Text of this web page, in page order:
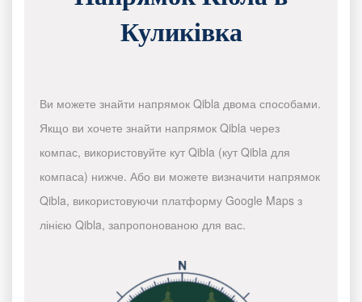
Куликівка
Ви можете знайти напрямок Qibla двома способами.
Якщо ви хочете знайти напрямок Qibla через
компас, використовуйте кут Qibla (кут Qibla для
компаса) нижче. Або ви можете визначити напрямок
Qibla, використовуючи платформу Google Maps з
лінією Qibla, запропонованою для вас.